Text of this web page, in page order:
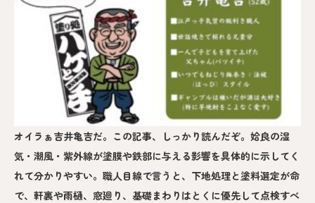
オイラぁ吉井亀吉だ。この記事、しっかり読んだぞ。姶良の湿
気・潮風・紫外線が塗膜や鉄部に与える影響を具体的に示してく
れて分かりやすい。職人目線で言うと、下地処理と塗料選定が命
で、軒裏や雨樋、窓廻り、基礎まわりはとくに優先して点検すべ